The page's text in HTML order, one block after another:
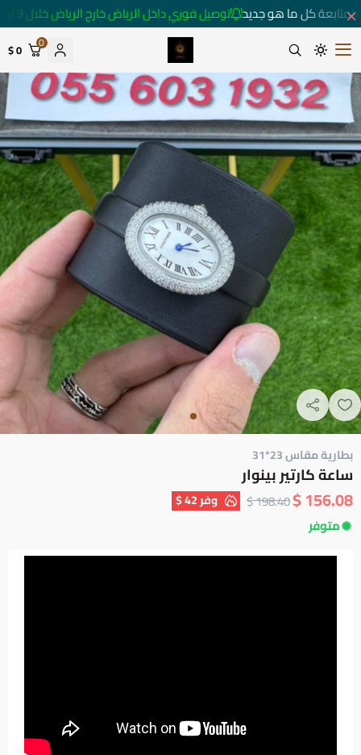
كل ما هو جديد توصيل فوري داخل الرياض خارج الرياض خلال 3 أيام 🚚
متجر ساعات رومانس
0
0 $
بطارية مقاس 23*31
ساعة كارتير بينوار
156.08 $
198.40 $ وفر42 $
متوفر